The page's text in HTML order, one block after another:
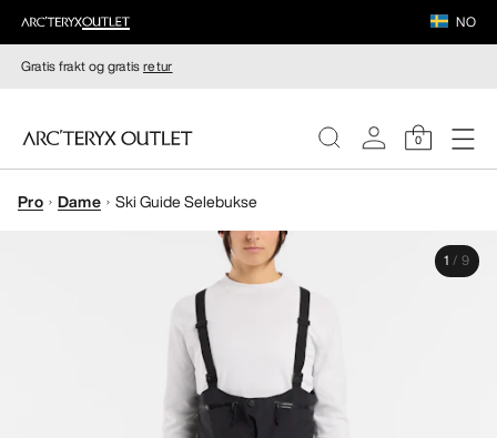
NO
Gratis frakt og gratisretur
0
DAMER
Pro Dame Ski Guide Selebukse
1 / 9